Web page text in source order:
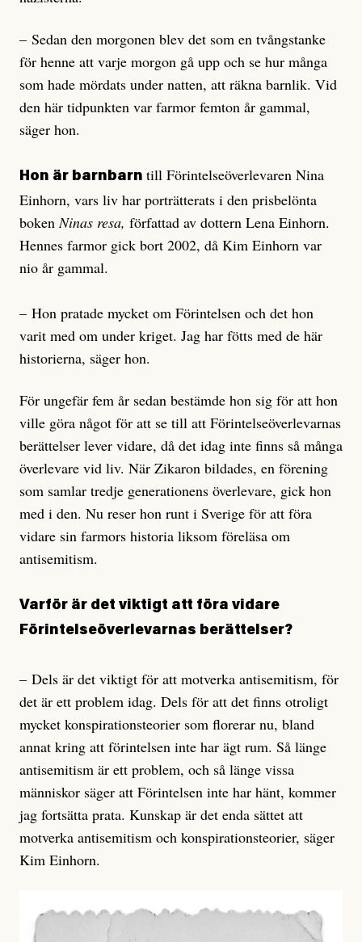
– Sedan den morgonen blev det som en tvångstanke
för henne att varje morgon gå upp och se hur många
som hade mördats under natten, att räkna barnlik. Vid
den här tidpunkten var farmor femton år gammal,
säger hon.
Hon är barnbarn till Förintelseöverlevaren Nina
Einhorn, vars liv har porträtterats i den prisbelönta
bokenNinas resa, författad av dottern Lena Einhorn.
Hennes farmor gick bort 2002, då Kim Einhorn var
nio år gammal.
– Hon pratade mycket om Förintelsen och det hon
varit med om under kriget. Jag har fötts med de här
historierna, säger hon.
För ungefär fem år sedan bestämde hon sig för att hon
ville göra något för att se till att Förintelseöverlevarnas
berättelser lever vidare, då det idag inte finns så många
överlevare vid liv. När Zikaron bildades, en förening
som samlar tredje generationens överlevare, gick hon
med i den. Nu reser hon runt i Sverige för att föra
vidare sin farmors historia liksom föreläsa om
antisemitism.
Varför är det viktigt att föra vidare
Förintelseöverlevarnas berättelser?
– Dels är det viktigt för att motverka antisemitism, för
det är ett problem idag. Dels för att det finns otroligt
mycket konspirationsteorier som florerar nu, bland
annat kring att förintelsen inte har ägt rum. Så länge
antisemitism är ett problem, och så länge vissa
människor säger att Förintelsen inte har hänt, kommer
jag fortsätta prata. Kunskap är det enda sättet att
motverka antisemitism och konspirationsteorier, säger
Kim Einhorn.